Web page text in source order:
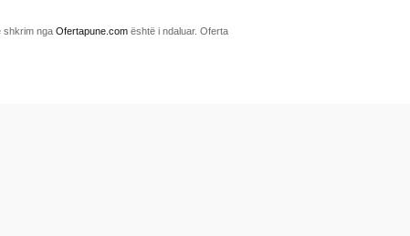
shkrim nga Ofertapune.com është i ndaluar. Oferta